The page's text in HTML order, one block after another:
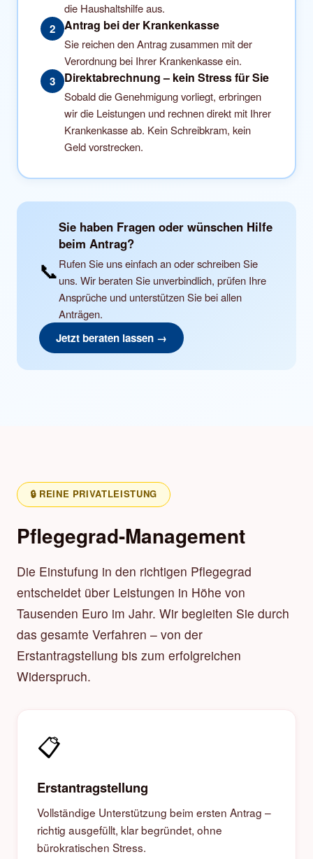
die Haushaltshilfe aus.
2 Antrag bei der Krankenkasse
Sie reichen den Antrag zusammen mit der
Verordnung bei Ihrer Krankenkasse ein.
3 Direktabrechnung – kein Stress für Sie
Sobald die Genehmigung vorliegt, erbringen
wir die Leistungen und rechnen direkt mit Ihrer
Krankenkasse ab. Kein Schreibkram, kein
Geld vorstrecken.
📞
Sie haben Fragen oder wünschen Hilfe
beim Antrag?
Rufen Sie uns einfach an oder schreiben Sie
uns. Wir beraten Sie unverbindlich, prüfen Ihre
Ansprüche und unterstützen Sie bei allen
Anträgen.
Jetzt beraten lassen →
🔒 REINE PRIVATLEISTUNG
Pflegegrad-Management
Die Einstufung in den richtigen Pflegegrad
entscheidet über Leistungen in Höhe von
Tausenden Euro im Jahr. Wir begleiten Sie durch
das gesamte Verfahren – von der
Erstantragstellung bis zum erfolgreichen
Widerspruch.
📋
Erstantragstellung
Vollständige Unterstützung beim ersten Antrag –
richtig ausgefüllt, klar begründet, ohne
bürokratischen Stress.